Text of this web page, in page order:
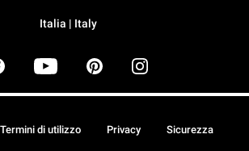
Italia | Italy
Termini di utilizzo Privacy Sicurezza